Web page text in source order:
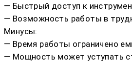
— Быстрый доступ к
— Возможность работы в
Минусы:
— Время работы ограничено
— Мощность может уступать